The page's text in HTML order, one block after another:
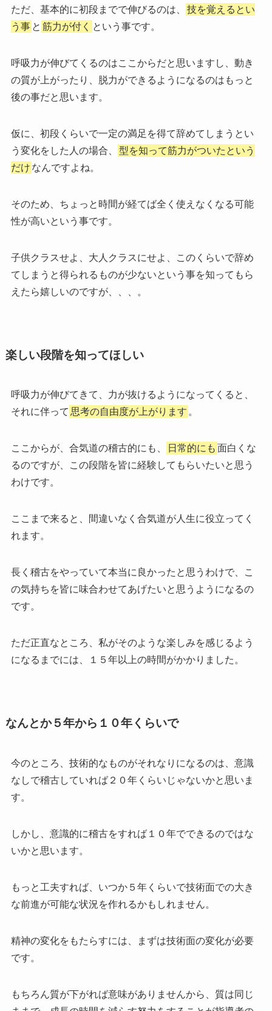
ただ、基本的に初段までで伸びるのは、
技を覚えるとい
う事 と 筋力が付く という事です。
呼吸力が伸びてくるのはここからだと思いますし、動き
の質が上がったり、脱力ができるようになるのはもっと
後の事だと思います。
仮に、初段くらいで一定の満足を得て辞めてしまうとい
う変化をした人の場合、
型を知って筋力がついたという
だけ なんですよね。
そのため、ちょっと時間が経てば全く使えなくなる可能
性が高いという事です。
子供クラスせよ、大人クラスにせよ、このくらいで辞め
てしまうと得られるものが少ないという事を知ってもら
えたら嬉しいのですが、、、。
楽しい段階を知ってほしい
呼吸力が伸びてきて、力が抜けるようになってくると、
それに伴って 思考の自由度が上がります 。
ここからが、合気道の稽古的にも、 日常的にも 面白くな
るのですが、この段階を皆に経験してもらいたいと思う
わけです。
ここまで来ると、間違いなく合気道が人生に役立ってく
れます。
長く稽古をやっていて本当に良かったと思うわけで、こ
の気持ちを皆に味合わせてあげたいと思うようになるの
です。
ただ正直なところ、私がそのような楽しみを感じるよう
になるまでには、１５年以上の時間がかかりました。
なんとか５年から１０年くらいで
今のところ、技術的なものがそれなりになるのは、意識
なしで稽古していれば２０年くらいじゃないかと思いま
す。
しかし、意識的に稽古をすれば１０年でできるのではな
いかと思います。
もっと工夫すれば、いつか５年くらいで技術面での大き
な前進が可能な状況を作れるかもしれません。
精神の変化をもたらすには、まずは技術面の変化が必要
です。
もちろん質が下がれば意味がありませんから、質は同じ